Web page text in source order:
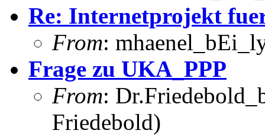
Re: Internetprojekt
From:
Frage zu UKA_PPP
From:
Friedebold)